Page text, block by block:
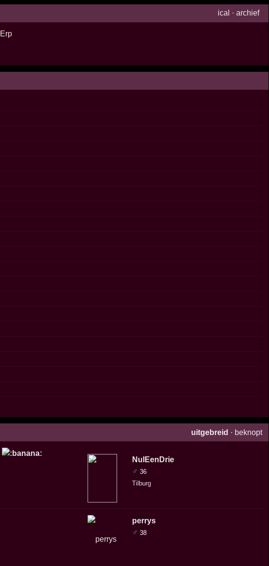
ical · archief
Erp
uitgebreid · beknopt
NulEenDrie
♂ 36
Tilburg
perrys
♂ 38